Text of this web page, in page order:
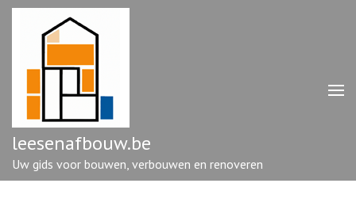
Ga
enter)
leesenafbouw.be
Uw gids voor bouwen, verbouwen en renoveren